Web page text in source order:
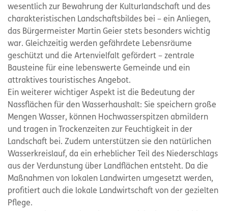
wesentlich zur Bewahrung der Kulturlandschaft und des
charakteristischen Landschaftsbildes bei – ein Anliegen,
das Bürgermeister Martin Geier stets besonders wichtig
war. Gleichzeitig werden gefährdete Lebensräume
geschützt und die Artenvielfalt gefördert – zentrale
Bausteine für eine lebenswerte Gemeinde und ein
attraktives touristisches Angebot.
Ein weiterer wichtiger Aspekt ist die Bedeutung der
Nassflächen für den Wasserhaushalt: Sie speichern große
Mengen Wasser, können Hochwasserspitzen abmildern
und tragen in Trockenzeiten zur Feuchtigkeit in der
Landschaft bei. Zudem unterstützen sie den natürlichen
Wasserkreislauf, da ein erheblicher Teil des Niederschlags
aus der Verdunstung über Landflächen entsteht. Da die
Maßnahmen von lokalen Landwirten umgesetzt werden,
profitiert auch die lokale Landwirtschaft von der gezielten
Pflege.